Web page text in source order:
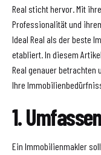
Real sticht hervor. Mit
Professionalität und
Ideal Real als der beste
etabliert. In diesem
Real genauer betrachten
Ihre
1.
Ein Immobilienmakler